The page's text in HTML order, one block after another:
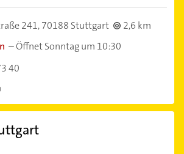
241,70188 Stuttgart
2,6 km
–Öffnet Sonntag um 10:30
40